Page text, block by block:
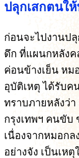
ปลุกเสกตนใ
ก่อนจะไปงานปลุ
ดึก ที่แผนกหลังค
ค่อนข้างเย็น หม
อุบัติเหตุ ได้รับค
ทราบภายหลังว่า
กรุงเทพฯ คนขับ
เนื่องจากหมอก
อย่างจัง เป็นเห